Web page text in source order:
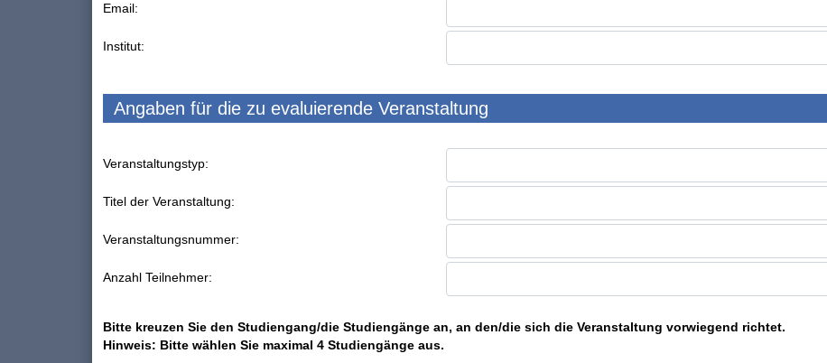
Email:
Institut:
Angaben für die zu evaluierende Veranstaltung
Veranstaltungstyp:
Titel der Veranstaltung:
Veranstaltungsnummer:
Anzahl Teilnehmer:
Bitte kreuzen Sie den Studiengang/die Studiengänge an, an den/die sich die Veranstaltung vorwiegend richtet.
Hinweis: Bitte wählen Sie maximal 4 Studiengänge aus.